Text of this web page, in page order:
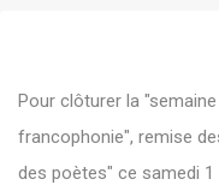
Pour clôturer la
francophonie", remise
des poètes" ce samedi 1